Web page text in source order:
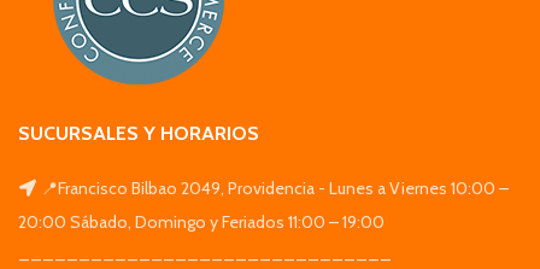
SUCURSALES Y HORARIOS
📍Francisco Bilbao 2049, Providencia - Lunes a Viernes 10:00 –
20:00 Sábado, Domingo y Feriados 11:00 – 19:00